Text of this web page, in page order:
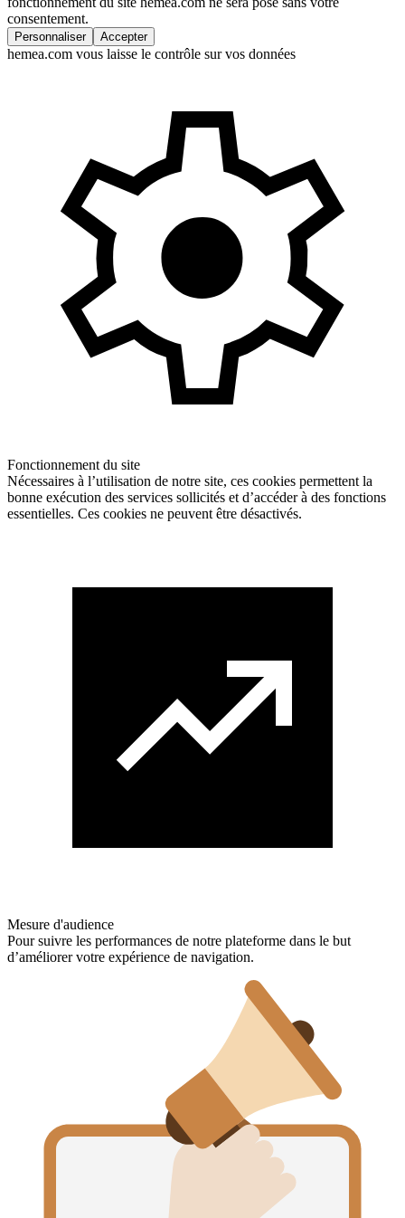
consentement.
Personnaliser Accepter
hemea.com vous laisse le contrôle sur vos données
Fonctionnement du site
Nécessaires à l’utilisation de notre site, ces cookies permettent la
bonne exécution des services sollicités et d’accéder à des fonctions
essentielles. Ces cookies ne peuvent être désactivés.
Mesure d'audience
Pour suivre les performances de notre plateforme dans le but
d’améliorer votre expérience de navigation.